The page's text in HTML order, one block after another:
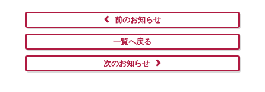
前のお知らせ
一覧へ戻る
次のお知らせ